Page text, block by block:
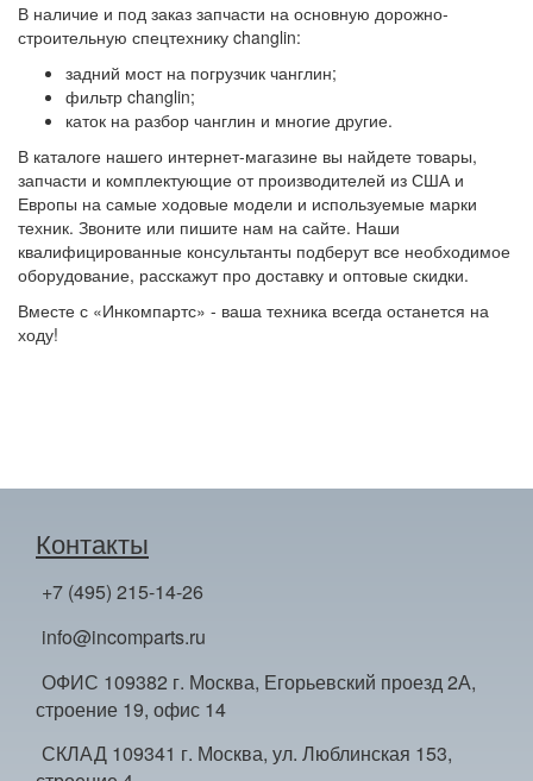
В наличие и под заказ запчасти на основную дорожно-
строительную спецтехнику changlin:
задний мост на погрузчик чанглин;
фильтр changlin;
каток на разбор чанглин и многие другие.
В каталоге нашего интернет-магазине вы найдете товары,
запчасти и комплектующие от производителей из США и
Европы на самые ходовые модели и используемые марки
техник. Звоните или пишите нам на сайте. Наши
квалифицированные консультанты подберут все необходимое
оборудование, расскажут про доставку и оптовые скидки.
Вместе с «Инкомпартс» - ваша техника всегда останется на
ходу!
Контакты
+7 (495) 215-14-26
info@incomparts.ru
ОФИС 109382 г. Москва, Егорьевский проезд 2А,
строение 19, офис 14
СКЛАД 109341 г. Москва, ул. Люблинская 153,